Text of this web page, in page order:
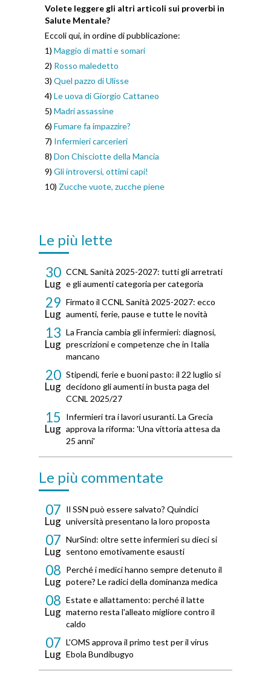
Volete leggere gli altri articoli sui proverbi in
Salute Mentale?
Eccoli qui, in ordine di pubblicazione:
1) Maggio di matti e somari
2) Rosso maledetto
3) Quel pazzo di Ulisse
4) Le uova di Giorgio Cattaneo
5) Madri assassine
6) Fumare fa impazzire?
7) Infermieri carcerieri
8) Don Chisciotte della Mancia
9) Gli introversi, ottimi capi!
10) Zucche vuote, zucche piene
Le più lette
30
Lug
CCNL Sanità 2025-2027: tutti gli arretrati
e gli aumenti categoria per categoria
29
Lug
Firmato il CCNL Sanità 2025-2027: ecco
aumenti, ferie, pause e tutte le novità
13
Lug
La Francia cambia gli infermieri: diagnosi,
prescrizioni e competenze che in Italia
mancano
20
Lug
Stipendi, ferie e buoni pasto: il 22 luglio si
decidono gli aumenti in busta paga del
CCNL 2025/27
15
Lug
Infermieri tra i lavori usuranti. La Grecia
approva la riforma: 'Una vittoria attesa da
25 anni'
Le più commentate
07
Lug
Il SSN può essere salvato? Quindici
università presentano la loro proposta
07
Lug
NurSind: oltre sette infermieri su dieci si
sentono emotivamente esausti
08
Lug
Perché i medici hanno sempre detenuto il
potere? Le radici della dominanza medica
08
Lug
Estate e allattamento: perché il latte
materno resta l'alleato migliore contro il
caldo
07
Lug
L'OMS approva il primo test per il virus
Ebola Bundibugyo